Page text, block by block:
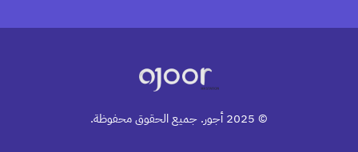
© 2025 أجور. جميع الحقوق محفوظة.